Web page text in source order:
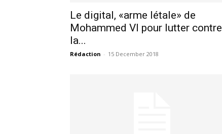
Le digital, «arme létale» de
Mohammed VI pour lutter contre
la...
Rédaction - 15 December 2018